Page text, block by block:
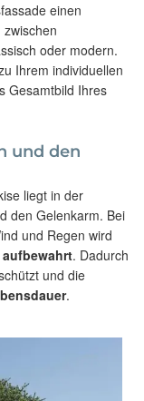
einen
oder modern.
Ihrem individuellen
Gesamtbild Ihres
und den
liegt in der
den Gelenkarm. Bei
und Regen wird
aufbewahrt. Dadurch
und die
.